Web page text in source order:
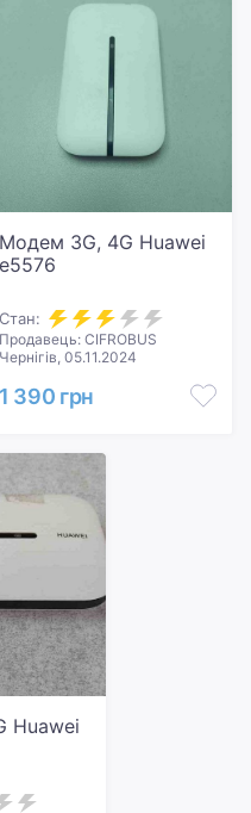
Модем 3G, 4G Huawei
e5576
Стан:
Продавець: CIFROBUS
Чернігів, 05.11.2024
1 390 грн
Huawei